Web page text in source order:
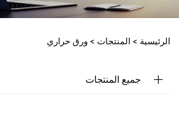
الرئيسية > المنتجات > ورق حراري
جميع المنتجات